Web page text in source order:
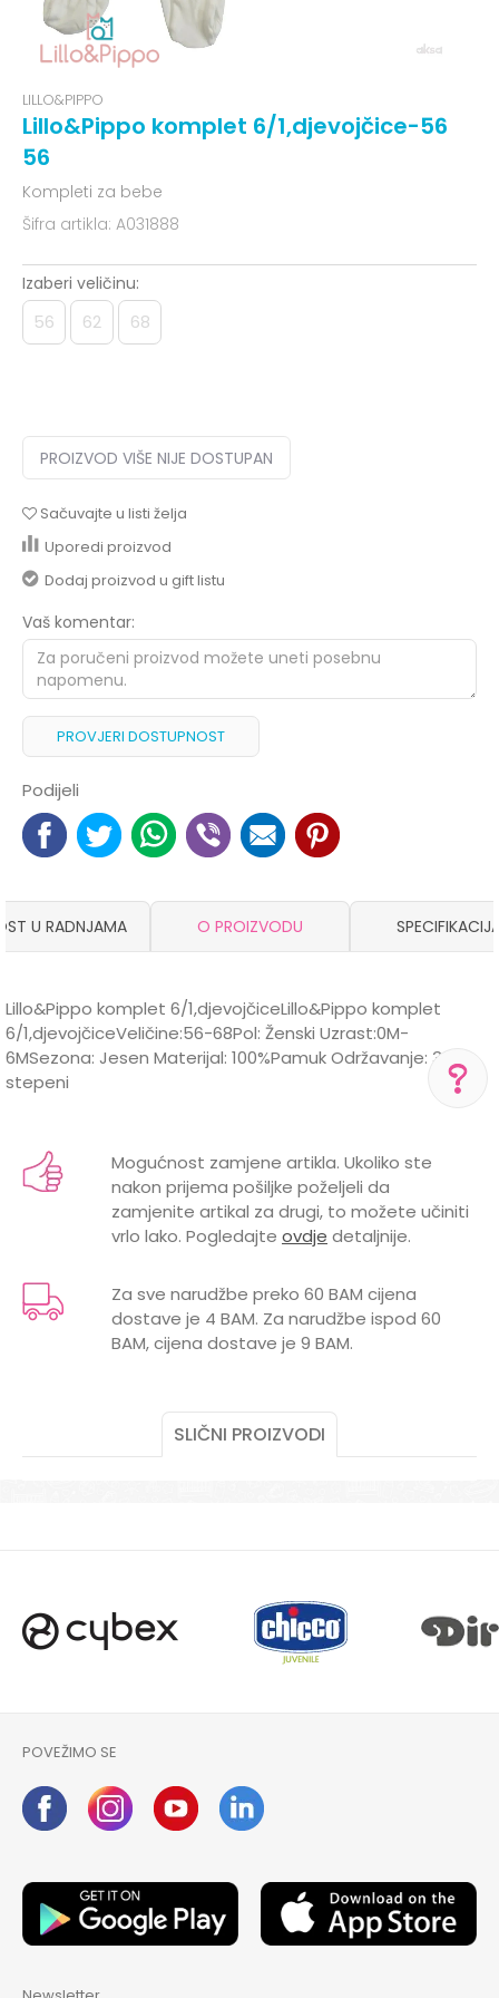
LILLO&PIPPO
Lillo&Pippo komplet 6/1,djevojčice-56
56
Kompleti za bebe
Šifra artikla: A031888
Izaberi veličinu:
56 62 68
PROIZVOD VIŠE NIJE DOSTUPAN
Sačuvajte u listi želja
Uporedi proizvod
Dodaj proizvod u gift listu
Vaš komentar:
PROVJERI DOSTUPNOST
Podijeli
Za više informacija,
pomoć i porudžbine
+387 656-72209
Radno vreme
15:00h
Pišite nam
U RADNJAMA O PROIZVODU
Lillo&Pippo komplet 6/1,djevojčiceLillo&Pippo komplet
6/1,djevojčiceVeličine:56-68Pol: Ženski Uzrast:0M-
6MSezona: Jesen Materijal: 100%Pamuk Održavanje: 30
stepeni
Kategorija
Kompleti za bebe
Brend
LILLO&PIPPO
0 mjeseci, 3 mjeseci, 6 mjeseci
POL
ŽENSKI
Email
Mogućnost zamjene artikla. Ukoliko ste
nakon prijema pošiljke poželjeli da
zamjenite artikal za drugi, to možete učiniti
vrlo lako. Pogledajte ovdje detaljnije.
Za sve narudžbe preko 60 BAM cijena
dostave je 4 BAM. Za narudžbe ispod 60
BAM, cijena dostave je 9 BAM.
SLIČNI PROIZVODI
POVEŽIMO SE